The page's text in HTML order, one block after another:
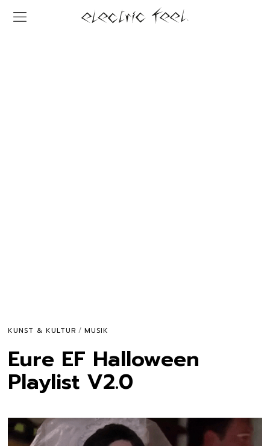
KUNST & KULTUR / MUSIK
Eure EF Halloween
Playlist V2.0